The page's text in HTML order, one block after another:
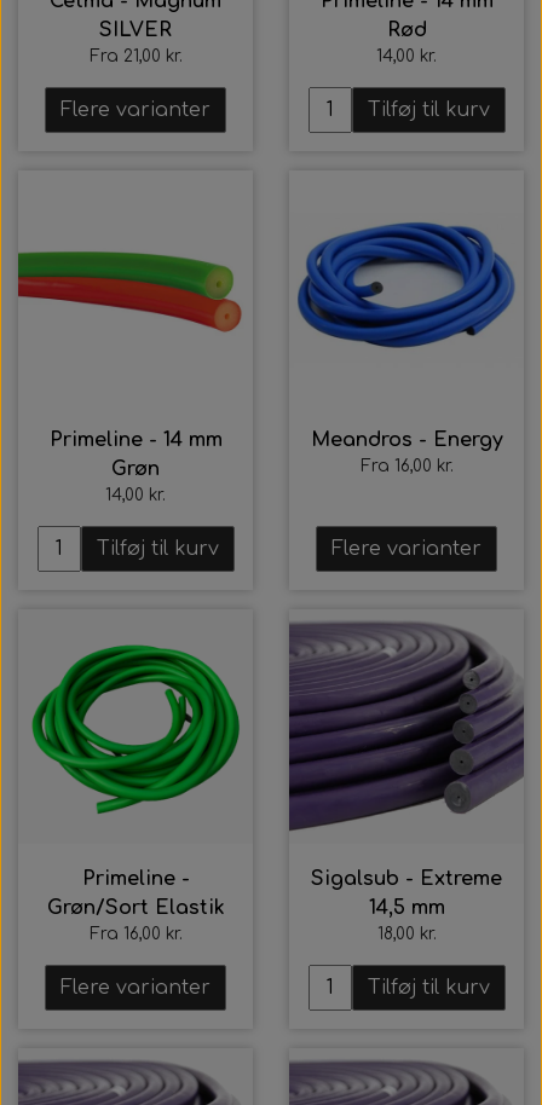
SILVER
Fra 21,00 kr.
Flere varianter
Rød
14,00 kr.
Tilføj til kurv
Primeline - 14 mm
Grøn
14,00 kr.
Tilføj til kurv
Meandros - Energy
Fra 16,00 kr.
Flere varianter
Primeline -
Grøn/Sort Elastik
Fra 16,00 kr.
Flere varianter
Sigalsub - Extreme
14,5 mm
18,00 kr.
Tilføj til kurv